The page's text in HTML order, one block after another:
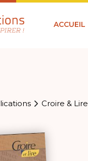
ACCUEIL
Croire & Lire